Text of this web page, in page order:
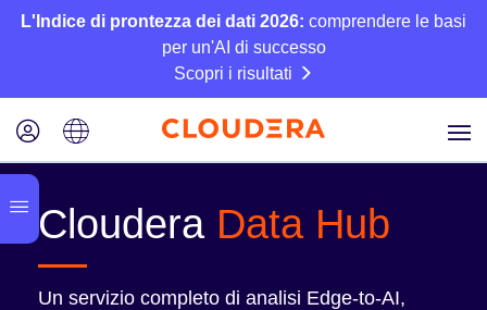
L'Indice di prontezza dei dati 2026: comprendere le basi
per un'AI di successo
Scopri i risultati
Cloudera Data Hub
Un servizio completo di analisi Edge-to-AI,